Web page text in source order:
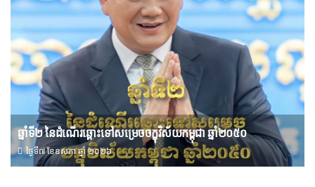
ឆ្នាំទី២ នៃដំណើរឆ្ពោះទៅសម្រេច​ចក្ខុវិស័យ​កម្ពុជា ឆ្នាំ២០៥០
ថ្ងៃទី៧ ខែ​ឧសភា ឆ្នាំ ២០២៦